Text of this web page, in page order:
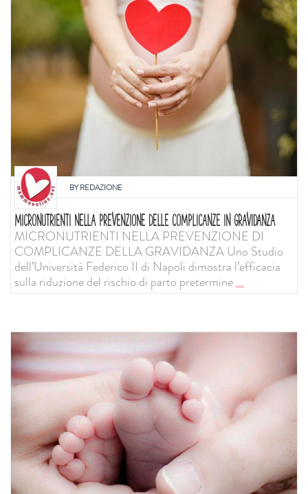
BYREDAZIONE
MICRONUTRIENTI NELLA PREVENZIONE DELLE COMPLICANZE IN GRAVIDANZA
MICRONUTRIENTI NELLA PREVENZIONE DI
COMPLICANZE DELLA GRAVIDANZA Uno Studio
dell’Università Federico II di Napoli dimostra l’efficacia
sulla riduzione del rischio di parto pretermine...